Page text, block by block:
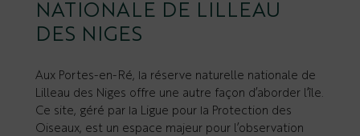
NATIONALE DE LILLEAU
DES NIGES
Aux Portes-en-Ré, la réserve naturelle nationale de
Lilleau des Niges offre une autre façon d’aborder l’île.
Ce site, géré par la Ligue pour la Protection des
Oiseaux, est un espace majeur pour l’observation